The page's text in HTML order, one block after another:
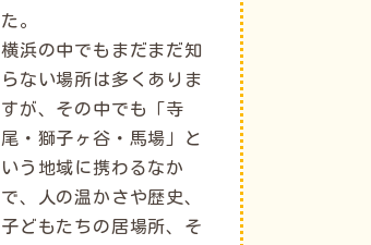
た。
横浜の中でもまだまだ知
らない場所は多くありま
すが、その中でも「寺
尾・獅子ヶ谷・馬場」と
いう地域に携わるなか
で、人の温かさや歴史、
子どもたちの居場所、そ